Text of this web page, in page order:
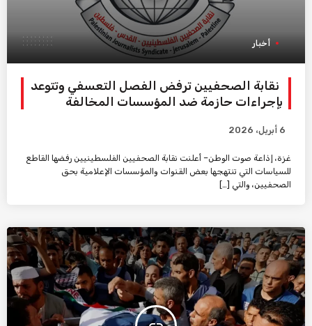
أخبار
نقابة الصحفيين ترفض الفصل التعسفي وتتوعد
بإجراءات حازمة ضد المؤسسات المخالفة
6 أبريل، 2026
غزة، إذاعة صوت الوطن– أعلنت نقابة الصحفيين الفلسطينيين رفضها القاطع
للسياسات التي تنتهجها بعض القنوات والمؤسسات الإعلامية بحق
الصحفيين، والتي […]